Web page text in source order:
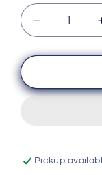
Decrease
quantity
for
24st
Pickup